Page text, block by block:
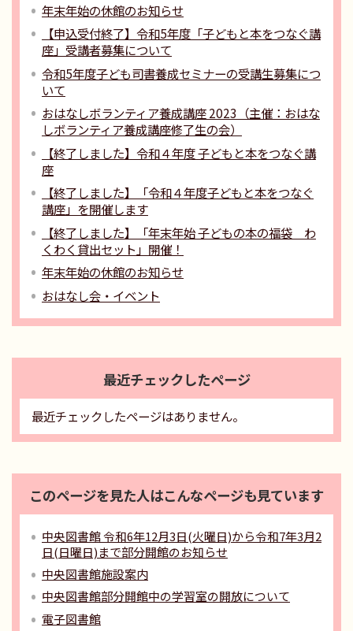
年末年始の休館のお知らせ
【申込受付終了】令和5年度「子どもと本をつなぐ講
座」受講者募集について
令和5年度子ども司書養成セミナーの受講生募集につ
いて
おはなしボランティア養成講座 2023（主催：おはな
しボランティア養成講座修了生の会）
【終了しました】令和４年度 子どもと本をつなぐ講
座
【終了しました】「令和４年度子どもと本をつなぐ
講座」を開催します
【終了しました】「年末年始 子どもの本の福袋 わ
くわく貸出セット」開催！
年末年始の休館のお知らせ
おはなし会・イベント
最近チェックしたページ
最近チェックしたページはありません。
このページを見た人はこんなページも見ています
中央図書館 令和6年12月3日(火曜日)から令和7年3月2
日(日曜日)まで部分開館のお知らせ
中央図書館施設案内
中央図書館部分開館中の学習室の開放について
電子図書館